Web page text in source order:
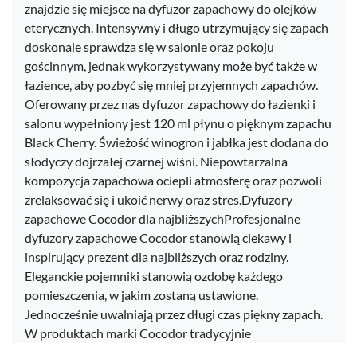
znajdzie się miejsce na dyfuzor zapachowy do olejków
eterycznych. Intensywny i długo utrzymujący się zapach
doskonale sprawdza się w salonie oraz pokoju
gościnnym, jednak wykorzystywany może być także w
łazience, aby pozbyć się mniej przyjemnych zapachów.
Oferowany przez nas dyfuzor zapachowy do łazienki i
salonu wypełniony jest 120 ml płynu o pięknym zapachu
Black Cherry. Świeżość winogron i jabłka jest dodana do
słodyczy dojrzałej czarnej wiśni. Niepowtarzalna
kompozycja zapachowa ociepli atmosferę oraz pozwoli
zrelaksować się i ukoić nerwy oraz stres.Dyfuzory
zapachowe Cocodor dla najbliższychProfesjonalne
dyfuzory zapachowe Cocodor stanowią ciekawy i
inspirujący prezent dla najbliższych oraz rodziny.
Eleganckie pojemniki stanowią ozdobę każdego
pomieszczenia, w jakim zostaną ustawione.
Jednocześnie uwalniają przez długi czas piękny zapach.
W produktach marki Cocodor tradycyjnie